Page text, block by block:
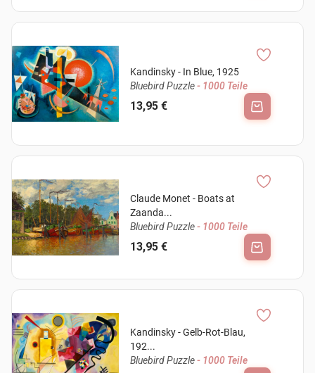
Kandinsky - In Blue, 1925
Bluebird Puzzle- 1000 Teile
13,95 €
Claude Monet - Boats at
Zaanda...
Bluebird Puzzle- 1000 Teile
13,95 €
Kandinsky - Gelb-Rot-Blau,
192...
Bluebird Puzzle- 1000 Teile